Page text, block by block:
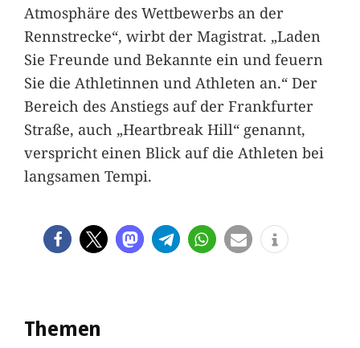
Atmosphäre des Wettbewerbs an der
Rennstrecke“, wirbt der Magistrat. „Laden
Sie Freunde und Bekannte ein und feuern
Sie die Athletinnen und Athleten an.“ Der
Bereich des Anstiegs auf der Frankfurter
Straße, auch „Heartbreak Hill“ genannt,
verspricht einen Blick auf die Athleten bei
langsamen Tempi.
Themen